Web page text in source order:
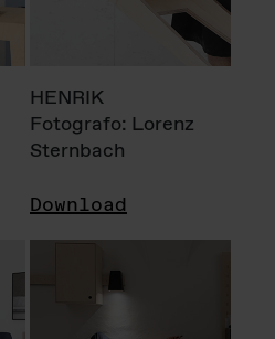
HENRIK
Fotografo: Lorenz
Sternbach
Download